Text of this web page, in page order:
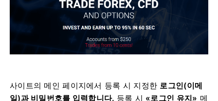
사이트의 메인 페이지에서 등록 시 지정한 로그인(이메
일)과 비밀번호를 입력합니다. 등록 시 «로그인 유지» 메